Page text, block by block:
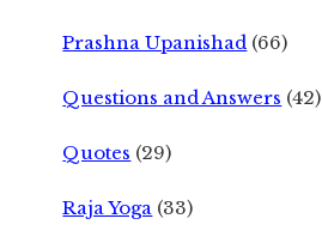
Prashna Upanishad (66)
Questions and Answers (42)
Quotes (29)
Raja Yoga (33)